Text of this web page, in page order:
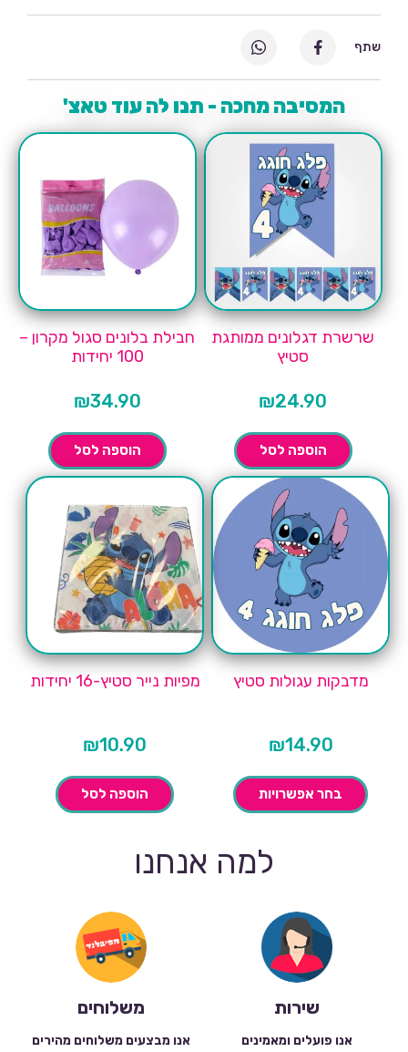
המסיבה מחכה - תנו לה עוד טאצ'
שרשרת דגלונים ממותגת
סטיץ
₪24.90
הוספה לסל
חבילת בלונים סגול מקרון –
100 יחידות
₪34.90
הוספה לסל
מדבקות עגולות סטיץ
₪14.90
בחר אפשרויות
מפיות נייר סטיץ-16 יחידות
₪10.90
הוספה לסל
שתף
למה אנחנו
שירות
אנו פועלים ומאמינים
משלוחים
אנו מבצעים משלוחים מהירים